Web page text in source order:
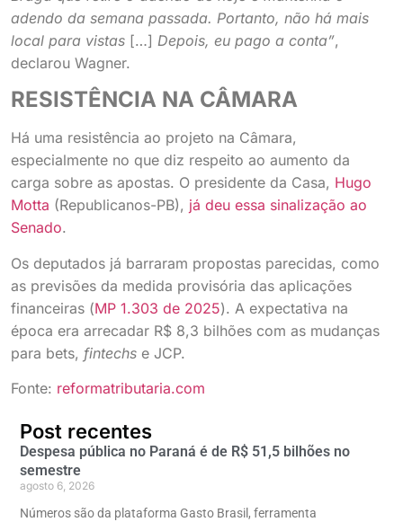
adendo da semana passada. Portanto, não há mais
local para vistas […] Depois, eu pago a conta”,
declarou Wagner.
RESISTÊNCIA NA CÂMARA
Há uma resistência ao projeto na Câmara,
especialmente no que diz respeito ao aumento da
carga sobre as apostas. O presidente da Casa, Hugo
Motta (Republicanos-PB), já deu essa sinalização ao
Senado.
Os deputados já barraram propostas parecidas, como
as previsões da medida provisória das aplicações
financeiras (MP 1.303 de 2025). A expectativa na
época era arrecadar R$ 8,3 bilhões com as mudanças
para bets, fintechs e JCP.
Fonte: reformatributaria.com
Post recentes
Despesa pública no Paraná é de R$ 51,5 bilhões no
semestre
agosto 6, 2026
Números são da plataforma Gasto Brasil, ferramenta